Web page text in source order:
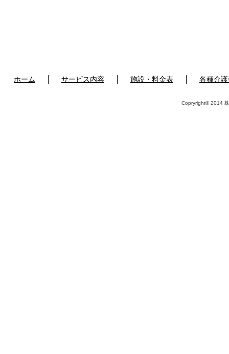
ホーム サービス内容 施設・料金表 各種介
Copryright© 2014